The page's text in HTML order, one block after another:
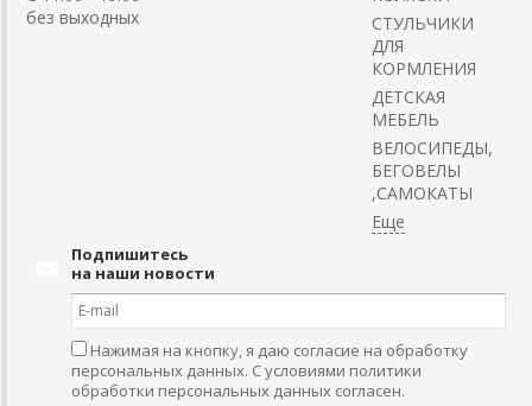
без выходных
CТУЛЬЧИКИ
ДЛЯ
КОРМЛЕНИЯ
ДЕТСКАЯ
МЕБЕЛЬ
ВЕЛОСИПЕДЫ,
БЕГОВЕЛЫ
,САМОКАТЫ
Подпишитесь
на наши новости
Нажимая на кнопку, я даю согласие на обработку
персональных данных. С условиями политики
обработки персональных данных согласен.